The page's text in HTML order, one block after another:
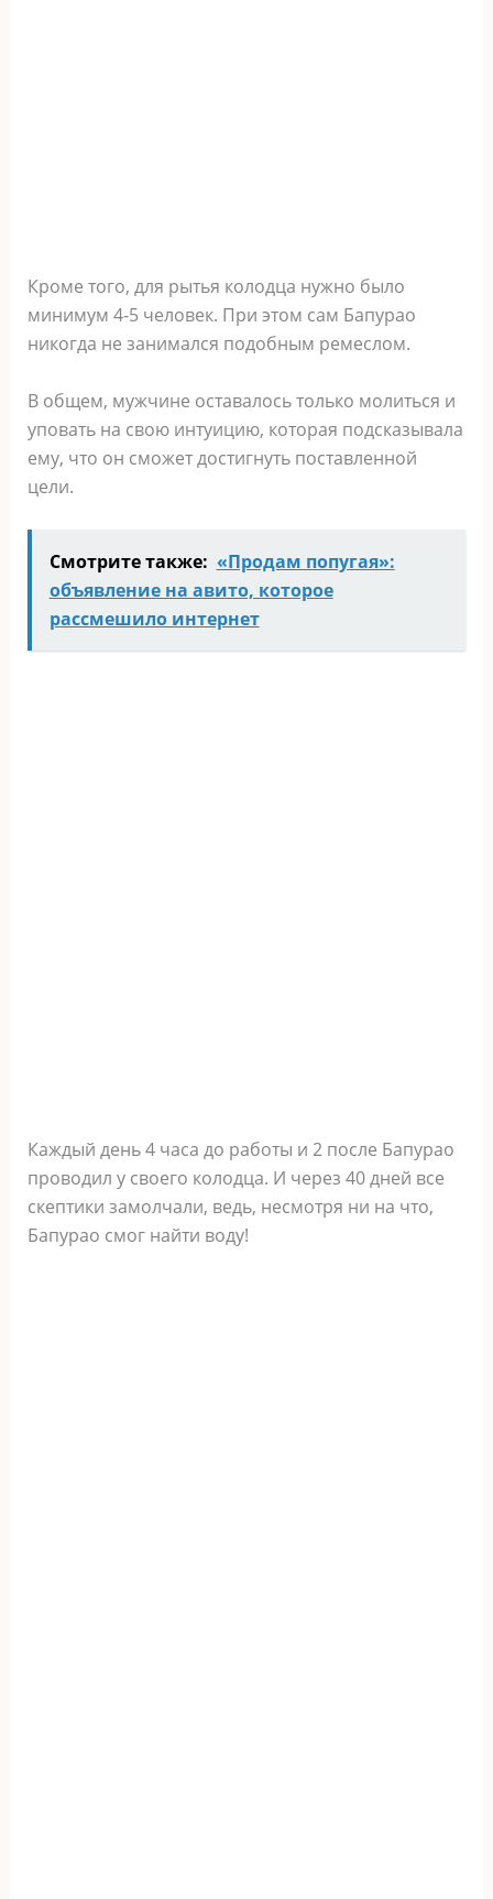
Кроме того, для рытья колодца нужно было
минимум 4-5 человек. При этом сам Бапурао
никогда не занимался подобным ремеслом.
В общем, мужчине оставалось только молиться и
уповать на свою интуицию, которая подсказывала
ему, что он сможет достигнуть поставленной
цели.
Смотрите также: «Продам попугая»:
объявление на авито, которое
рассмешило интернет
Каждый день 4 часа до работы и 2 после Бапурао
проводил у своего колодца. И через 40 дней все
скептики замолчали, ведь, несмотря ни на что,
Бапурао смог найти воду!